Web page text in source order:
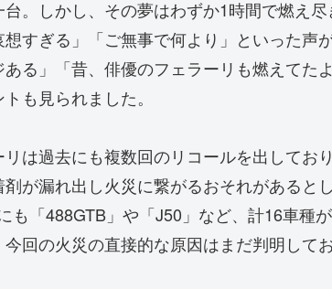
。しかし、その夢はわずか1時間で燃え
すぎる」「ご無事で何より」といった声
ある」「昔、俳優のフェラーリも燃えてた
も見られました。
は過去にも複数回のリコールを出してお
が漏れ出し火災に繋がるおそれがあると
も「488GTB」や「J50」など、計16車種
回の火災の直接的な原因はまだ判明して